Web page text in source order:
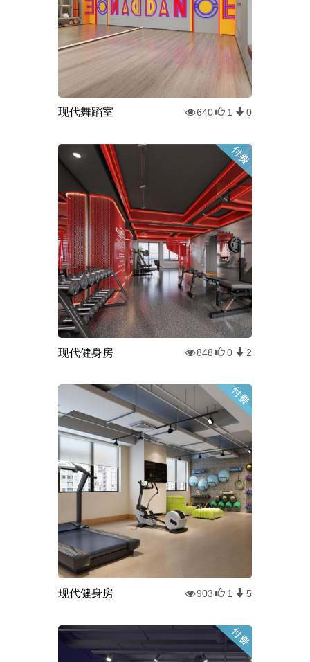
现代舞蹈室 640 1 0
现代健身房 848 0 2
现代健身房 903 1 5